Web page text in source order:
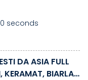
seconds
DA ASIA FULL
KERAMAT, BIARLAH